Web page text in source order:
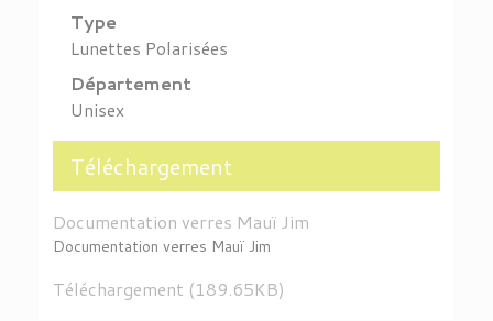
Type
Lunettes Polarisées
Département
Unisex
Téléchargement
Documentation verres Mauï Jim
Documentation verres Mauï Jim
Téléchargement (189.65KB)